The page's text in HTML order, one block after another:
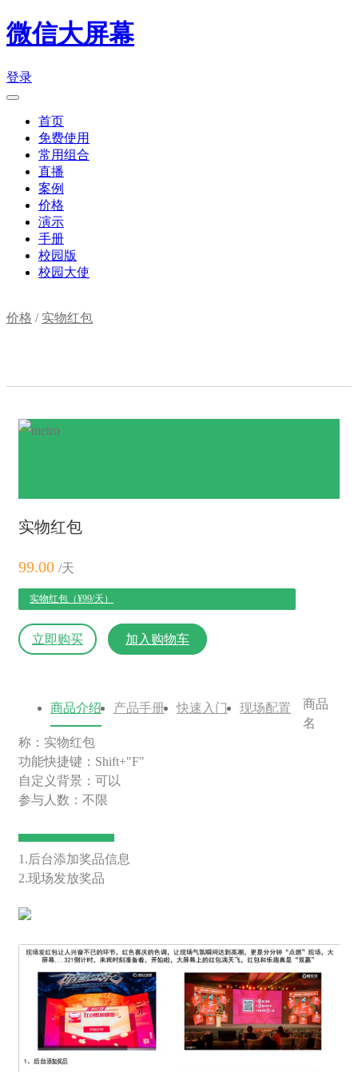
微信大屏幕
登录
首页
免费使用
常用组合
直播
案例
价格
演示
手册
校园版
校园大使
价格 / 实物红包
实物红包
99.00 /天
实物红包（¥99/天）
立即购买 加入购物车
商品介绍 产品手册 快速入门 现场配置
商品
名
称：实物红包
功能快捷键：Shift+"F"
自定义背景：可以
参与人数：不限
1.后台添加奖品信息
2.现场发放奖品